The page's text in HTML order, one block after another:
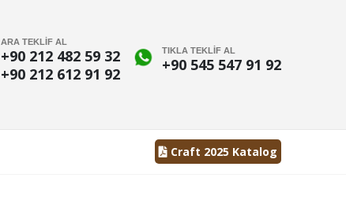
ARA TEKLİF AL
+90 212 482 59 32
+90 212 612 91 92
TIKLA TEKLİF AL
+90 545 547 91 92
Craft 2025 Katalog